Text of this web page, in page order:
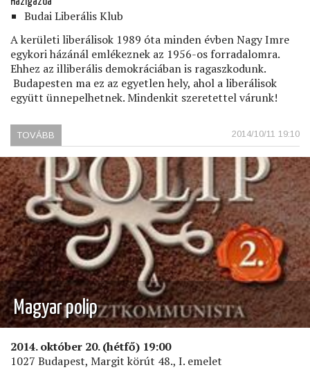
Budai Liberális Klub
A kerületi liberálisok 1989 óta minden évben Nagy Imre
egykori házánál emlékeznek az 1956-os forradalomra.
Ehhez az illiberális demokráciában is ragaszkodunk.
Budapesten ma ez az egyetlen hely, ahol a liberálisok
együtt ünnepelhetnek. Mindenkit szeretettel várunk!
2014/10/11 19:10
TOVÁBB
HUSZONHARMADIKÁN)
Magyar polip
2014. október 20. (hétfő) 19:00
1027 Budapest, Margit körút 48., I. emelet